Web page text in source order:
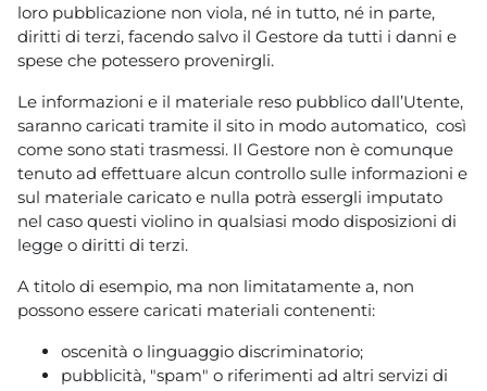
loro pubblicazione non viola, né in tutto, né in parte,
diritti di terzi, facendo salvo il Gestore da tutti i danni e
spese che potessero provenirgli.
Le informazioni e il materiale reso pubblico dall’Utente,
saranno caricati tramite il sito in modo automatico, così
come sono stati trasmessi. Il Gestore non è comunque
tenuto ad effettuare alcun controllo sulle informazioni e
sul materiale caricato e nulla potrà essergli imputato
nel caso questi violino in qualsiasi modo disposizioni di
legge o diritti di terzi.
A titolo di esempio, ma non limitatamente a, non
possono essere caricati materiali contenenti:
oscenità o linguaggio discriminatorio;
pubblicità, "spam" o riferimenti ad altri servizi di